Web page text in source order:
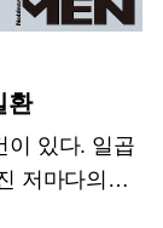
환
이 있다. 일곱
저마다의